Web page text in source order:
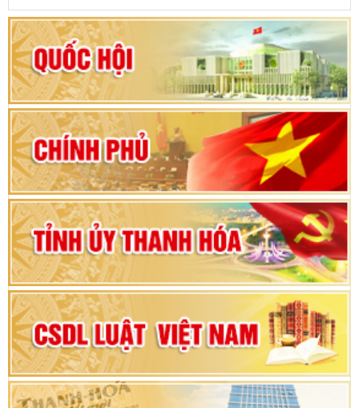
Khai mạc kỳ họp thứ Nhất, Quốc hội khóa XVI
Hướng dẫn quy trình bỏ phiếu bầu cử ĐBQH
khoá XVI và đại biểu HĐND các cấp nhiệm kỳ
2026-2031
80 năm Quốc hội Việt Nam: vì lợi ích Nhân dân,
vì sự phát triển của đất nước
Bộ Chính trị duyệt nội dung Đại hội đại biểu
Đảng bộ tỉnh Thanh Hóa lần thứ XX, nhiệm kỳ
2025 - 2030
Đại hội đại biểu Đảng bộ xã Yên Thọ lần thứ I,
nhiệm kỳ 2025 – 2030
Đại hội Đảng bộ xã Yên Ninh lần thứ nhất,
nhiệm kỳ 2025 - 2030
Khai mạc Kỳ họp bất thường lần thứ 9, Quốc
hội khóa XV